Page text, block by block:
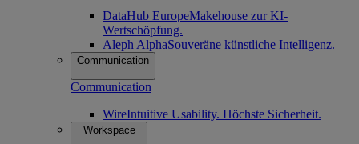
DataHub EuropeMakehouse zur KI-
Wertschöpfung.
Aleph AlphaSouveräne künstliche Intelligenz.
Communication
Communication
WireIntuitive Usability. Höchste Sicherheit.
Workspace